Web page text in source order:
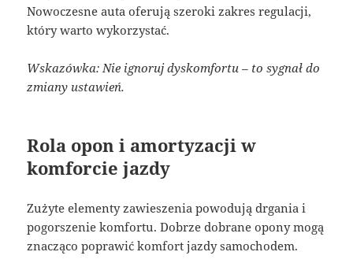
Nowoczesne auta oferują szeroki zakres regulacji,
który warto wykorzystać.
Wskazówka: Nie ignoruj dyskomfortu – to sygnał do
zmiany ustawień.
Rola opon i amortyzacji w
komforcie jazdy
Zużyte elementy zawieszenia powodują drgania i
pogorszenie komfortu. Dobrze dobrane opony mogą
znacząco poprawić komfort jazdy samochodem.